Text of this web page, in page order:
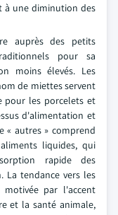
à une diminution des
auprès des petits
pour sa
moins élevés. Les
de miettes servent
pour les porcelets et
d'alimentation et
« autres » comprend
liquides, qui
rapide des
tendance vers les
par l'accent
et la santé animale,